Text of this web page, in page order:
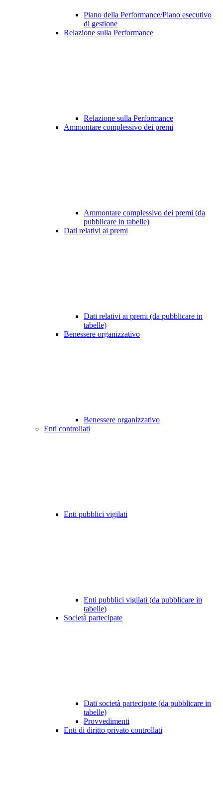
Piano della Performance/Piano esecutivo
di gestione
Relazione sulla Performance
Relazione sulla Performance
Ammontare complessivo dei premi
Ammontare complessivo dei premi (da
pubblicare in tabelle)
Dati relativi ai premi
Dati relativi ai premi (da pubblicare in
tabelle)
Benessere organizzativo
Benessere organizzativo
Enti controllati
Enti pubblici vigilati
Enti pubblici vigilati (da pubblicare in
tabelle)
Società partecipate
Dati società partecipate (da pubblicare in
tabelle)
Provvedimenti
Enti di diritto privato controllati